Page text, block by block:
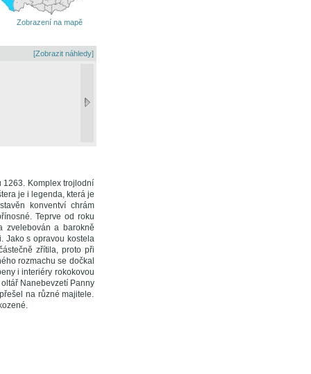
Zobrazení na mapě
[Zobrazit náhledy]
1263. Komplex trojlodní
je i legenda, která je
konventví chrám
Teprve od roku
zvelebován a barokně
Jako s opravou kostela
zřítila, proto při
rozmachu se dočkal
i interiéry rokokovou
Nanebevzetí Panny
na různé majitele.